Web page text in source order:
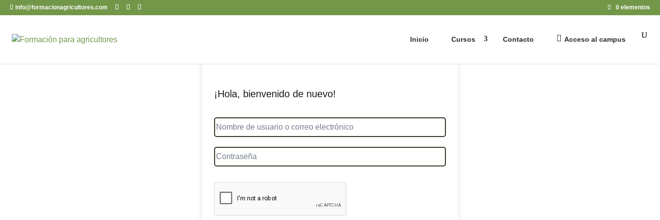
info@formacionagricultores.com 0 elementos
Inicio Cursos Contacto Acceso al campus
¡Hola, bienvenido de nuevo!